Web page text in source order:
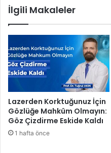
’
ö
r
e
l
e
a
n
ı
s
i
n
r
k
r
İlgili Makaleler
Lazerden Korktuğunuz İçin
Gözlüğe Mahkûm Olmayın:
Göz Çizdirme Eskide Kaldı
1 hafta önce